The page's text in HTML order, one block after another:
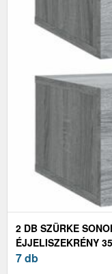
2 DB SZÜRKE
ÉJJELISZEKRÉNY
7 db